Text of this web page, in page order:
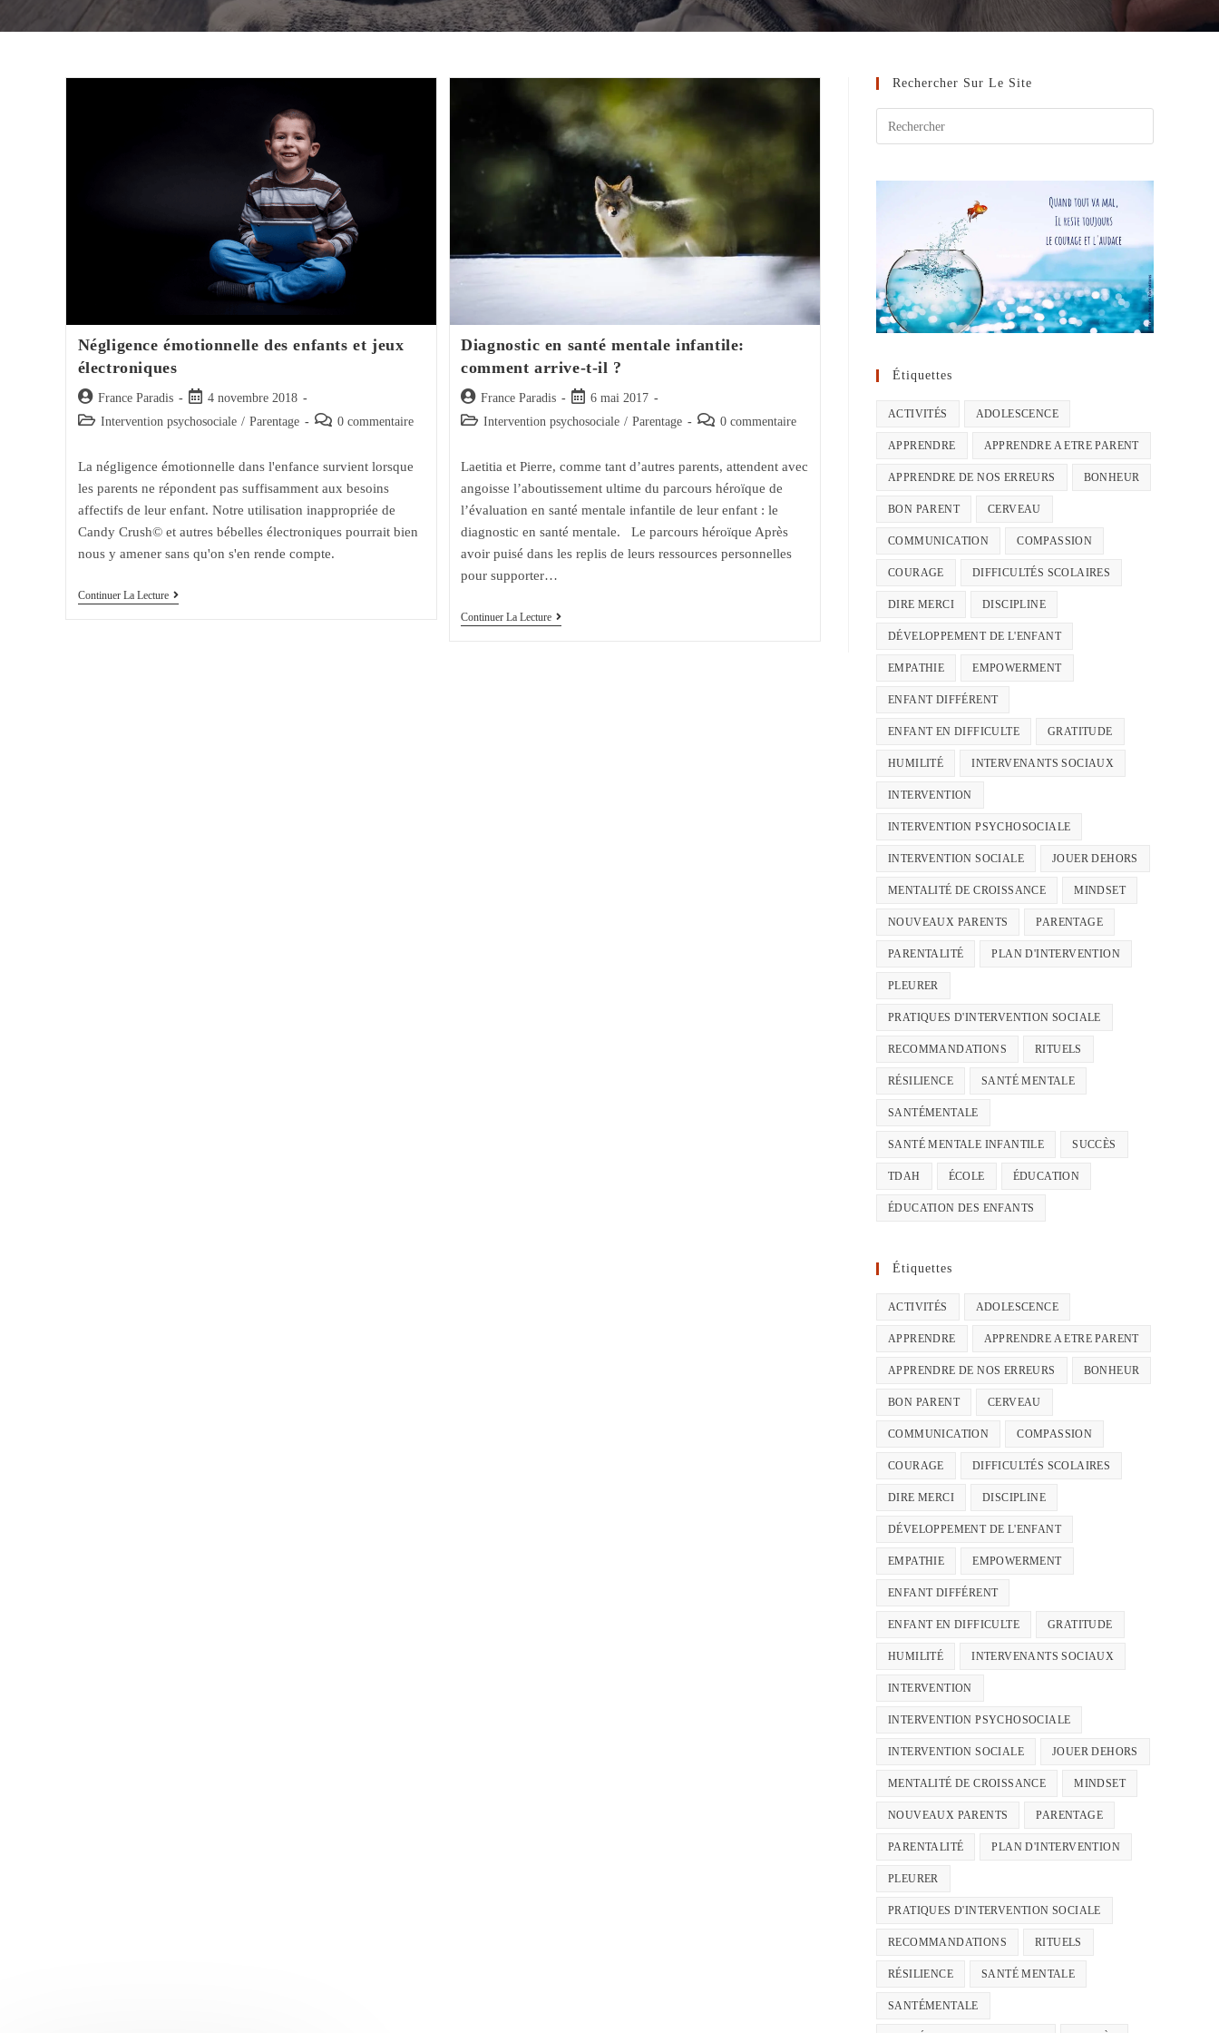
Négligence émotionnelle des enfants et jeux
électroniques
Auteur/autrice
de
France Paradis
Post
published:
4 novembre 2018
Post Intervention psychosociale / Parentage
Post 0 commentaire
La négligence émotionnelle dans l'enfance survient lorsque
les parents ne répondent pas suffisamment aux besoins
affectifs de leur enfant. Notre utilisation inappropriée de
Candy Crush© et autres bébelles électroniques pourrait bien
nous y amener sans qu'on s'en rende compte.
Continuer La LectureNégligence
Diagnostic en santé mentale infantile:
comment arrive-t-il ?
Auteur/autrice
de
France Paradis
Post
published:
6 mai 2017
Post Intervention psychosociale / Parentage
Post 0 commentaire
Laetitia et Pierre, comme tant d’autres parents, attendent avec
angoisse l’aboutissement ultime du parcours héroïque de
l’évaluation en santé mentale infantile de leur enfant : le
diagnostic en santé mentale. Le parcours héroïque Après
avoir puisé dans les replis de leurs ressources personnelles
pour supporter…
Continuer La LectureDiagnostic
Rechercher Sur Le Site
Étiquettes
ACTIVITÉS ADOLESCENCE
APPRENDRE APPRENDRE A ETRE PARENT
APPRENDRE DE NOS ERREURS BONHEUR
BON PARENT CERVEAU
COMMUNICATION COMPASSION
COURAGE DIFFICULTÉS SCOLAIRES
DIRE MERCI DISCIPLINE
DÉVELOPPEMENT DE L'ENFANT
EMPATHIE EMPOWERMENT
ENFANT DIFFÉRENT
ENFANT EN DIFFICULTE GRATITUDE
HUMILITÉ INTERVENANTS SOCIAUX
INTERVENTION
INTERVENTION PSYCHOSOCIALE
INTERVENTION SOCIALE JOUER DEHORS
MENTALITÉ DE CROISSANCE MINDSET
NOUVEAUX PARENTS PARENTAGE
PARENTALITÉ PLAN D'INTERVENTION
PLEURER
PRATIQUES D'INTERVENTION SOCIALE
RECOMMANDATIONS RITUELS
RÉSILIENCE SANTÉ MENTALE
SANTÉMENTALE
SANTÉ MENTALE INFANTILE SUCCÈS
TDAH ÉCOLE ÉDUCATION
ÉDUCATION DES ENFANTS
Étiquettes
ACTIVITÉS ADOLESCENCE
APPRENDRE APPRENDRE A ETRE PARENT
APPRENDRE DE NOS ERREURS BONHEUR
BON PARENT CERVEAU
COMMUNICATION COMPASSION
COURAGE DIFFICULTÉS SCOLAIRES
DIRE MERCI DISCIPLINE
DÉVELOPPEMENT DE L'ENFANT
EMPATHIE EMPOWERMENT
ENFANT DIFFÉRENT
ENFANT EN DIFFICULTE GRATITUDE
HUMILITÉ INTERVENANTS SOCIAUX
INTERVENTION
INTERVENTION PSYCHOSOCIALE
INTERVENTION SOCIALE JOUER DEHORS
MENTALITÉ DE CROISSANCE MINDSET
NOUVEAUX PARENTS PARENTAGE
PARENTALITÉ PLAN D'INTERVENTION
PLEURER
PRATIQUES D'INTERVENTION SOCIALE
RECOMMANDATIONS RITUELS
RÉSILIENCE SANTÉ MENTALE
SANTÉMENTALE